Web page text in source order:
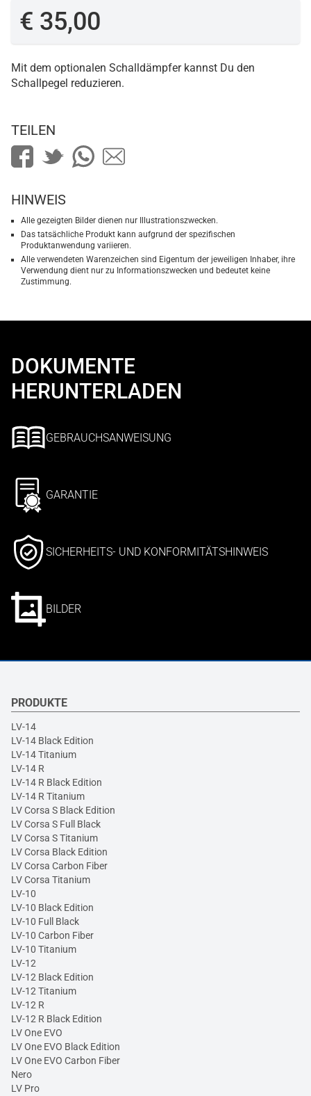
€ 35,00
Mit dem optionalen Schalldämpfer kannst Du den
Schallpegel reduzieren.
TEILEN
HINWEIS
Alle gezeigten Bilder dienen nur Illustrationszwecken.
Das tatsächliche Produkt kann aufgrund der spezifischen
Produktanwendung variieren.
Alle verwendeten Warenzeichen sind Eigentum der jeweiligen Inhaber, ihre
Verwendung dient nur zu Informationszwecken und bedeutet keine
Zustimmung.
DOKUMENTE
HERUNTERLADEN
GEBRAUCHSANWEISUNG
GARANTIE
SICHERHEITS- UND KONFORMITÄTSHINWEIS
BILDER
PRODUKTE
LV-14
LV-14 Black Edition
LV-14 Titanium
LV-14 R
LV-14 R Black Edition
LV-14 R Titanium
LV Corsa S Black Edition
LV Corsa S Full Black
LV Corsa S Titanium
LV Corsa Black Edition
LV Corsa Carbon Fiber
LV Corsa Titanium
LV-10
LV-10 Black Edition
LV-10 Full Black
LV-10 Carbon Fiber
LV-10 Titanium
LV-12
LV-12 Black Edition
LV-12 Titanium
LV-12 R
LV-12 R Black Edition
LV One EVO
LV One EVO Black Edition
LV One EVO Carbon Fiber
Nero
LV Pro